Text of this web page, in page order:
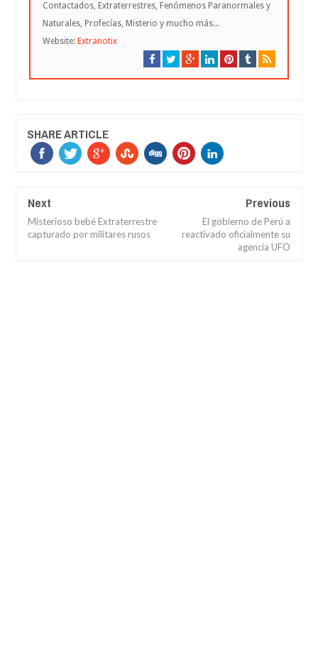
Contactados, Extraterrestres, Fenómenos Paranormales y
Naturales, Profecías, Misterio y mucho más...
Website: Extranotix
SHARE ARTICLE
Next
Misterioso bebé Extraterrestre
capturado por militares rusos
Previous
El gobierno de Perú a
reactivado oficialmente su
agencia UFO